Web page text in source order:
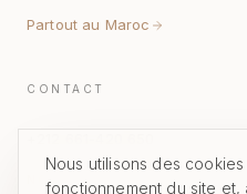
Partout au Maroc
CONTACT
NOUS ÉCRIRE
Nous utilisons des
fonctionnement du site